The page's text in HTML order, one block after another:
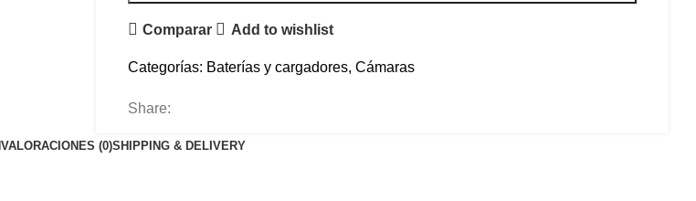
Comparar Add to wishlist
Categorías: Baterías y cargadores, Cámaras
Share:
VALORACIONES (0)SHIPPING & DELIVERY